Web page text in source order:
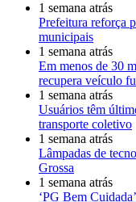
1 semana atrás
Prefeitura reforça
municipais
1 semana atrás
Em menos de 30
recupera veículo
1 semana atrás
Usuários têm
transporte coletivo
1 semana atrás
Lâmpadas de
Grossa
1 semana atrás
‘PG Bem